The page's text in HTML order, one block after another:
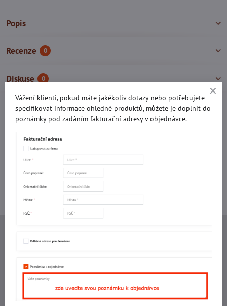
Popis
Recenze 0
Diskuse 0
FacebookTwitter Bluesky PinterestReddit LinkedInWhatsApp
Potřebujete poradit s objednávkou?
+420 577 523 563
Ing. Vojtěch Lečbych - IVL
DIČ: CZ5602130809
ALRIVA s.r.o.
Vážení klienti, pokud máte jakékoliv dotazy nebo potřebujete
specifikovat informace ohledně produktů, můžete je doplnit do
poznámky pod zadáním fakturační adresy v objednávce.